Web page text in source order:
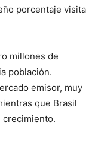
porcentaje visita
millones de
población.
emisor, muy
que Brasil
crecimiento.